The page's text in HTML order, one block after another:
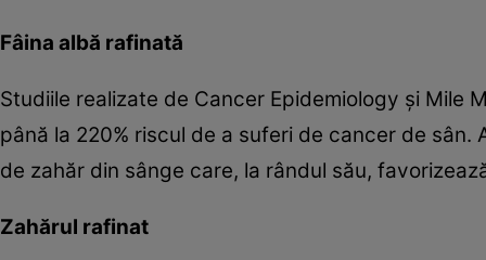
Fâina albă rafinată
Studiile realizate de Cancer Epidemiology şi
până la 220% riscul de a suferi de cancer de
de zahăr din sânge care, la rândul său,
Zahărul rafinat